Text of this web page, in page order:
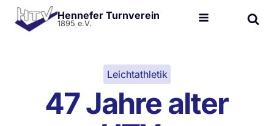
Hennefer Turnverein
1895 e.V.
Leichtathletik
47 Jahre alter